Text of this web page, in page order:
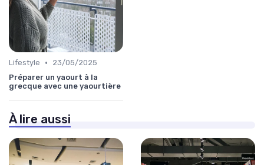
Lifestyle •
23/05/2025
Préparer un yaourt à la
grecque avec une yaourtière
À lire aussi